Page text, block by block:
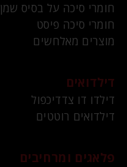
חומרי סיכה על בסיס שמן
חומרי סיכה פיסט
מוצרים מאלחשים
דילדואים
דילדו דו צדדיכפול
דילדואים רוטטים
פלאגים ומרחיבים